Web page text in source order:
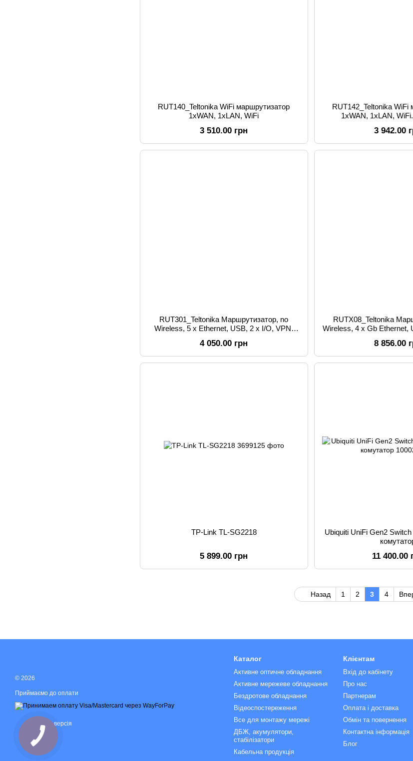
RUT140_Teltonika WiFi маршрутизатор
1xWAN, 1xLAN, WiFi
3 510.00 грн
RUT142_Teltonika WiFi
1xWAN, 1xLAN,
3 942.00
RUT301_Teltonika Маршрутизатор, no
Wireless, 5 x Ethernet, USB, 2 x I/O, VPN,
4 050.00 грн
RUTX08_Teltonika
Wireless, 4 x Gb Ethernet,
8 856.00
TP-Link TL-SG2218
5 899.00 грн
Ubiquiti UniFi Gen2
11 400.00
Назад 1 2 3 4
© 2026
Приймаємо до оплати
Мобільна версія
Каталог
Активне оптичне обладнання
Активне мережеве обладнання
Бездротове обладнання
Відеоспостереження
Все для монтажу мережі
ДБЖ, акумулятори,
стабілізатори
Кабельна продукція
Клієнтам
Вхід до кабінету
Про нас
Партнерам
Оплата і доставка
Обмін та повернення
Контактна інформація
Блог